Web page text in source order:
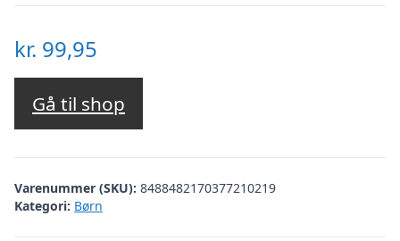
kr. 99,95
Gå til shop
Varenummer (SKU): 8488482170377210219
Kategori: Børn